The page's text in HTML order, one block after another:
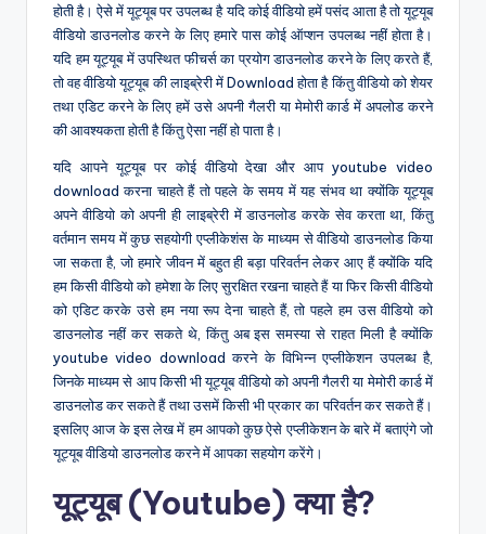
होती है। ऐसे में यूट्यूब पर उपलब्ध है यदि कोई वीडियो हमें पसंद आता है तो यूट्यूब
वीडियो डाउनलोड करने के लिए हमारे पास कोई ऑप्शन उपलब्ध नहीं होता है।
यदि हम यूट्यूब में उपस्थित फीचर्स का प्रयोग डाउनलोड करने के लिए करते हैं,
तो वह वीडियो यूट्यूब की लाइब्रेरी में Download होता है किंतु वीडियो को शेयर
तथा एडिट करने के लिए हमें उसे अपनी गैलरी या मेमोरी कार्ड में अपलोड करने
की आवश्यकता होती है किंतु ऐसा नहीं हो पाता है।
यदि आपने यूट्यूब पर कोई वीडियो देखा और आप youtube video
download करना चाहते हैं तो पहले के समय में यह संभव था क्योंकि यूट्यूब
अपने वीडियो को अपनी ही लाइब्रेरी में डाउनलोड करके सेव करता था, किंतु
वर्तमान समय में कुछ सहयोगी एप्लीकेशंस के माध्यम से वीडियो डाउनलोड किया
जा सकता है, जो हमारे जीवन में बहुत ही बड़ा परिवर्तन लेकर आए हैं क्योंकि यदि
हम किसी वीडियो को हमेशा के लिए सुरक्षित रखना चाहते हैं या फिर किसी वीडियो
को एडिट करके उसे हम नया रूप देना चाहते हैं, तो पहले हम उस वीडियो को
डाउनलोड नहीं कर सकते थे, किंतु अब इस समस्या से राहत मिली है क्योंकि
youtube video download करने के विभिन्न एप्लीकेशन उपलब्ध है,
जिनके माध्यम से आप किसी भी यूट्यूब वीडियो को अपनी गैलरी या मेमोरी कार्ड में
डाउनलोड कर सकते हैं तथा उसमें किसी भी प्रकार का परिवर्तन कर सकते हैं।
इसलिए आज के इस लेख में हम आपको कुछ ऐसे एप्लीकेशन के बारे में बताएंगे जो
यूट्यूब वीडियो डाउनलोड करने में आपका सहयोग करेंगे।
यूट्यूब (Youtube) क्या है?